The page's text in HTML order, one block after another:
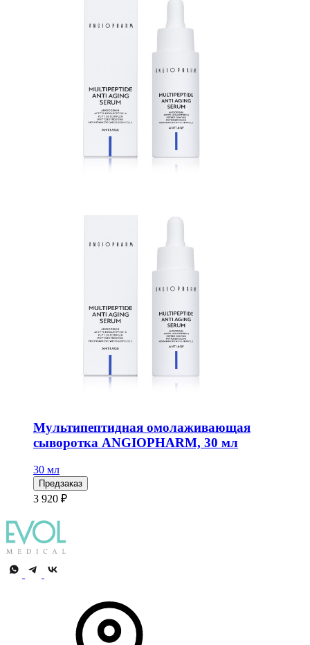
Мультипептидная омолаживающая
сыворотка ANGIOPHARM, 30 мл
30 мл
Предзаказ
3 920 ₽